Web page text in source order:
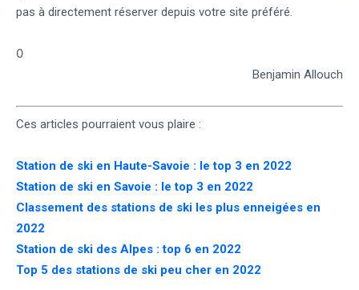
pas à directement réserver depuis votre site préféré.
0
Benjamin Allouch
Ces articles pourraient vous plaire :
Station de ski en Haute-Savoie : le top 3 en 2022
Station de ski en Savoie : le top 3 en 2022
Classement des stations de ski les plus enneigées en
2022
Station de ski des Alpes : top 6 en 2022
Top 5 des stations de ski peu cher en 2022